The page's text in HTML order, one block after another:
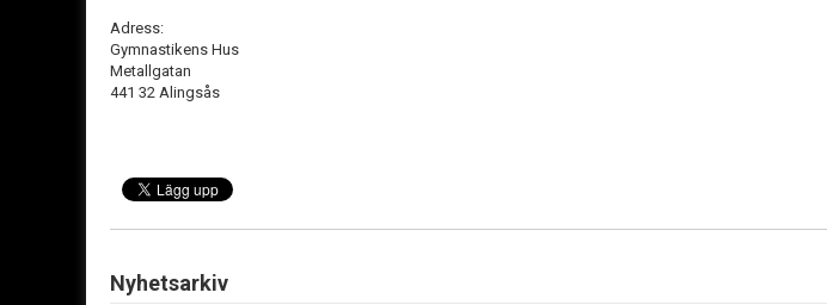
Adress:
Gymnastikens Hus
Metallgatan
441 32 Alingsås
Nyhetsarkiv